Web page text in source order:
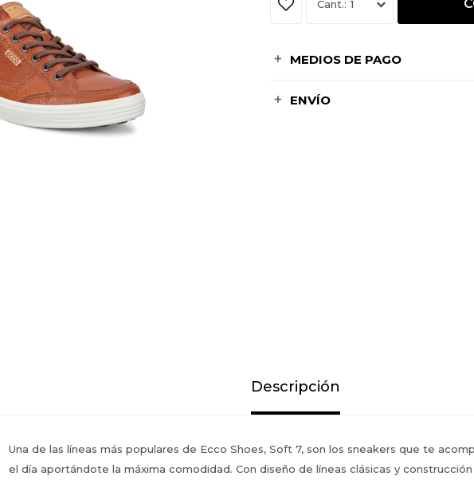
1
MEDIOS DE PAGO
ENVÍO
Descripción
Una de las líneas más populares de Ecco Shoes, Soft 7, son los sneakers que te
el día aportándote la máxima comodidad. Con diseño de líneas clásicas y